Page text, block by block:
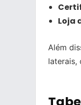
Loja
Além
laterais,